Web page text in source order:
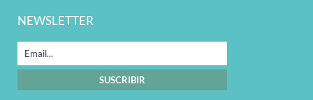
NEWSLETTER